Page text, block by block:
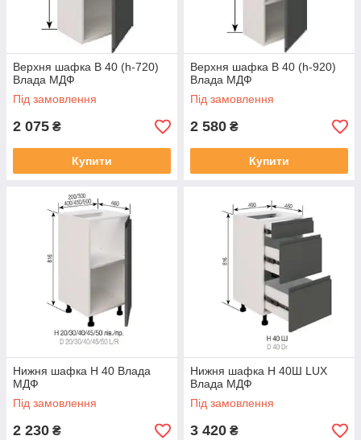
Верхня шафка В 40 (h-720)
Влада МДФ
Під замовлення
2 075 ₴
Купити
Верхня шафка В 40 (h-920)
Влада МДФ
Під замовлення
2 580 ₴
Купити
Нижня шафка Н 40 Влада
МДФ
Під замовлення
2 230 ₴
Нижня шафка Н 40Ш LUX
Влада МДФ
Під замовлення
3 420 ₴